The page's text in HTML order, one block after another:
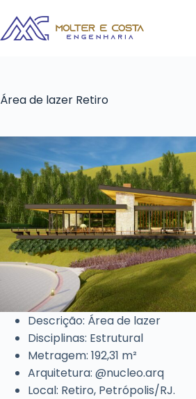
Área de lazer Retiro
Descrição: Área de lazer
Disciplinas: Estrutural
Metragem: 192,31 m²
Arquitetura: @nucleo.arq
Local: Retiro, Petrópolis/RJ.